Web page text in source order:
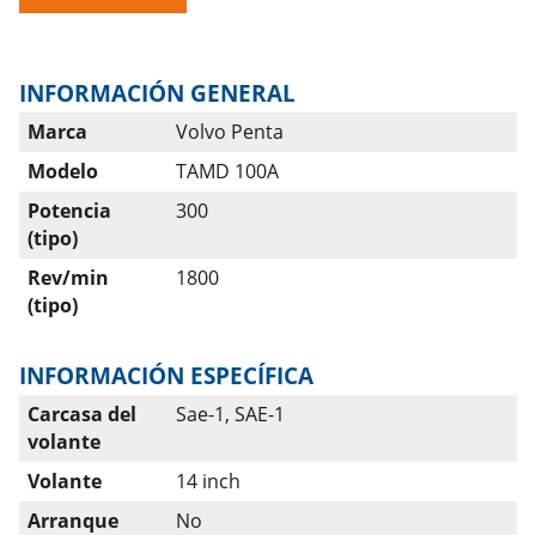
INFORMACIÓN GENERAL
Marca
Volvo Penta
Modelo
TAMD 100A
Potencia
(tipo)
300
Rev/min
(tipo)
1800
INFORMACIÓN ESPECÍFICA
Carcasa del
volante
Sae-1, SAE-1
Volante
14 inch
Arranque
No